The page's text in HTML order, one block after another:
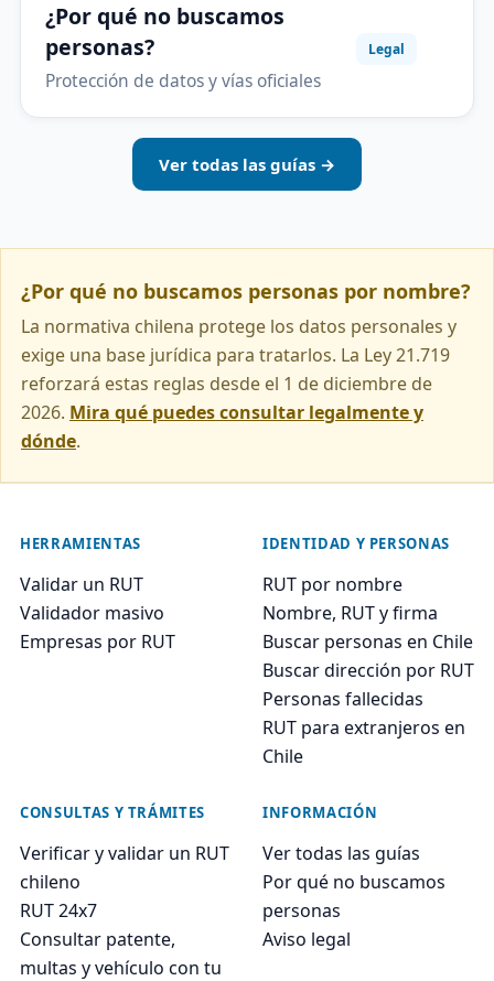
¿Por qué no buscamos
personas?
Protección de datos y vías oficiales
Legal
Ver todas las guías →
¿Por qué no buscamos personas por nombre?
La normativa chilena protege los datos personales y
exige una base jurídica para tratarlos. La Ley 21.719
reforzará estas reglas desde el 1 de diciembre de
2026. Mira qué puedes consultar legalmente y
dónde.
HERRAMIENTAS
Validar un RUT
Validador masivo
Empresas por RUT
IDENTIDAD Y PERSONAS
RUT por nombre
Nombre, RUT y firma
Buscar personas en Chile
Buscar dirección por RUT
Personas fallecidas
RUT para extranjeros en
Chile
CONSULTAS Y TRÁMITES
Verificar y validar un RUT
chileno
RUT 24x7
Consultar patente,
multas y vehículo con tu
INFORMACIÓN
Ver todas las guías
Por qué no buscamos
personas
Aviso legal